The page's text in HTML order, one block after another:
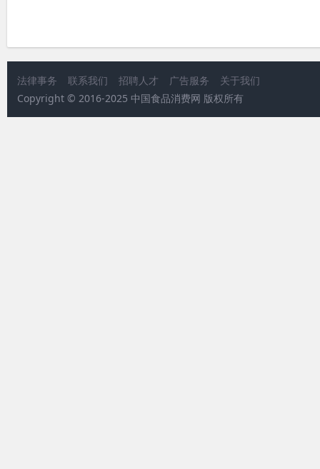
法律事务 联系我们 招聘人才 广告服务
关于我们
Copyright © 2016-2025 中国食品消费网 版权所有